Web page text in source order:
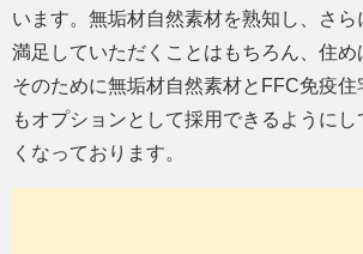
います。無垢材自然素材を熟知し、さ
満足していただくことはもちろん、住
そのために無垢材自然素材とFFC免疫
もオプションとして採用できるように
くなっております。